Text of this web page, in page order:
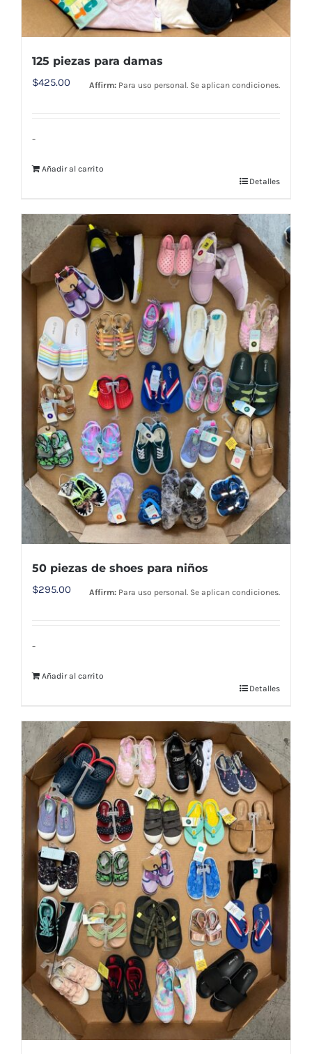
125 piezas para damas
$425.00 Affirm: Para uso personal. Se aplican condiciones.
-
Añadir al carrito
Detalles
50 piezas de shoes para niños
$295.00 Affirm: Para uso personal. Se aplican condiciones.
-
Añadir al carrito
Detalles